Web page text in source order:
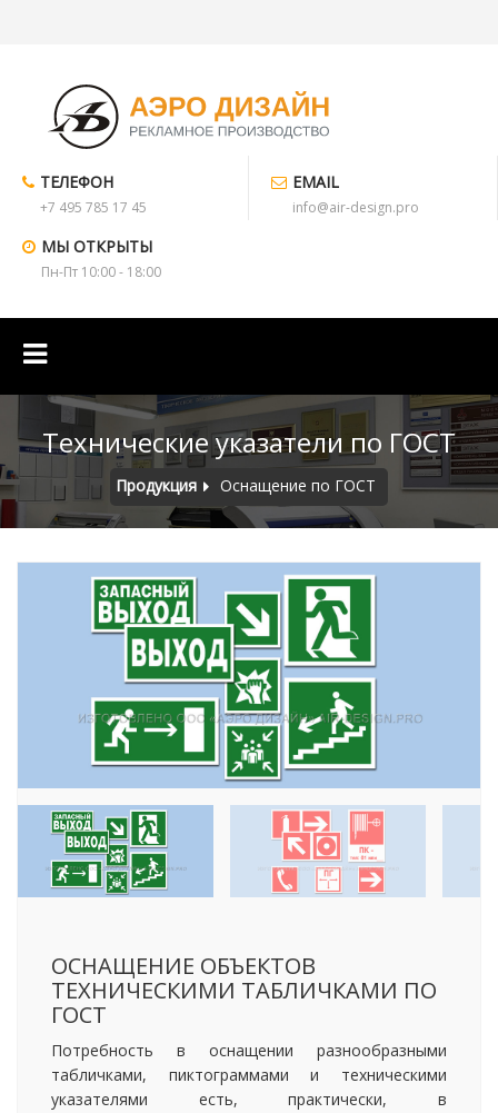
ТЕЛЕФОН
+7 495 785 17 45
EMAIL
info@air-design.pro
МЫ ОТКРЫТЫ
Пн-Пт 10:00 - 18:00
Технические указатели по ГОСТ
Продукция Оснащение по ГОСТ
ОСНАЩЕНИЕ ОБЪЕКТОВ
ТЕХНИЧЕСКИМИ ТАБЛИЧКАМИ ПО
ГОСТ
Потребность в оснащении разнообразными
табличками, пиктограммами и техническими
указателями есть, практически, в